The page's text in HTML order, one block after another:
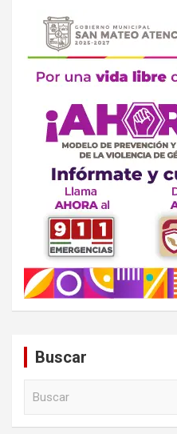
Buscar